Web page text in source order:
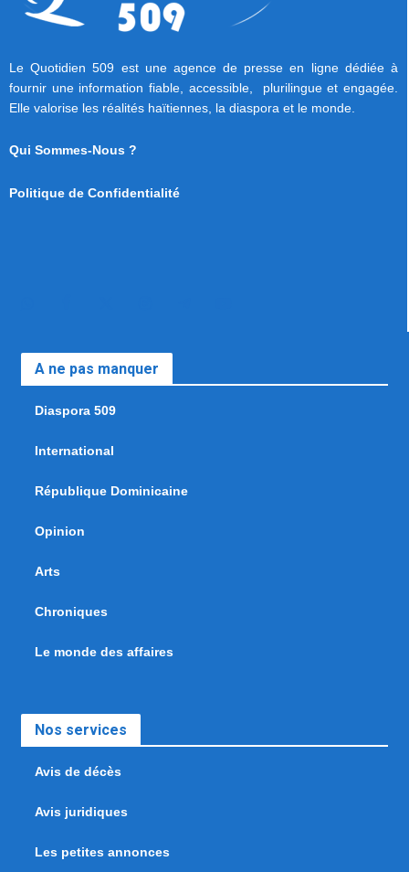
Le Quotidien 509 est une agence de presse en ligne dédiée à
fournir une information fiable, accessible, plurilingue et engagée.
Elle valorise les réalités haïtiennes, la diaspora et le monde.
Qui Sommes-Nous ?
Politique de Confidentialité
A ne pas manquer
Diaspora 509
International
République Dominicaine
Opinion
Arts
Chroniques
Le monde des affaires
Nos services
Avis de décès
Avis juridiques
Les petites annonces